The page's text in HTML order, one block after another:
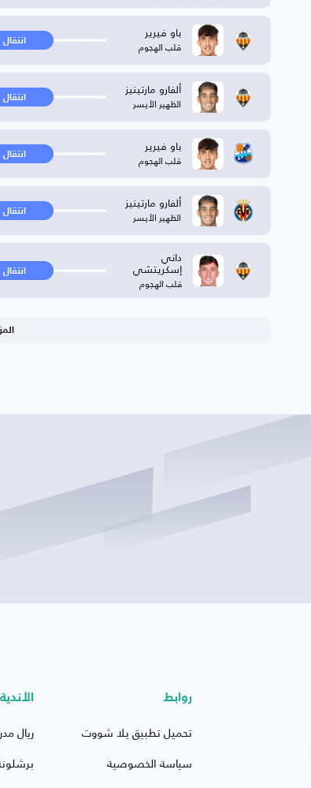
باو فيرير
قلب الهجوم انتقال
ألفارو مارتينيز
الظهير الأيسر انتقال
باو فيرير
قلب الهجوم انتقال
ألفارو مارتينيز
الظهير الأيسر انتقال
داني
إسكريتشي
قلب الهجوم
انتقال
روابط
تحميل تطبيق يلا شووت
سياسة الخصوصية
الأندية
ريال